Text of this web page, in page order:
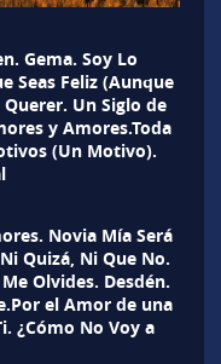
Gema. Soy Lo
Seas Feliz (Aunque
Un Siglo de
y Amores.Toda
(Un Motivo).
Novia Mía Será
Quizá, Ni Que No.
Olvides. Desdén.
el Amor de una
¿Cómo No Voy a